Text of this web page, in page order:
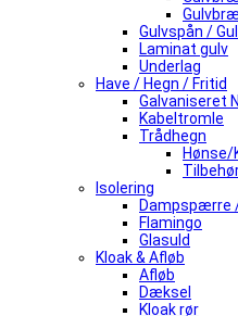
Gulvspån /
Laminat gulv
Underlag
Have / Hegn / Fritid
Galvaniseret
Kabeltromle
Trådhegn
Hønse/
Isolering
Dampspærre
Flamingo
Glasuld
Kloak & Afløb
Afløb
Dæksel
Kloak rør